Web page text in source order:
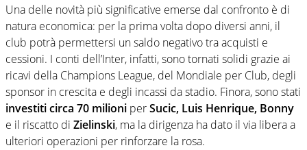
Una delle novità più significative emerse dal confronto è di
natura economica: per la prima volta dopo diversi anni, il
club potrà permettersi un saldo negativo tra acquisti e
cessioni. I conti dell’Inter, infatti, sono tornati solidi grazie ai
ricavi della Champions League, del Mondiale per Club, degli
sponsor in crescita e degli incassi da stadio. Finora, sono stati
investiti circa 70 milioni perSucic, Luis Henrique, Bonny
e il riscatto di Zielinski, ma la dirigenza ha dato il via libera a
ulteriori operazioni per rinforzare la rosa.